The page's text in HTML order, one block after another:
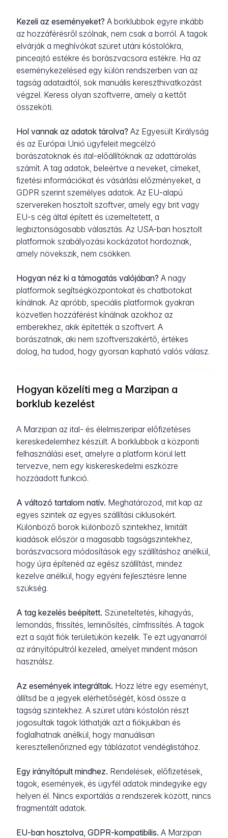
Kezeli az eseményeket? A borklubbok egyre inkább
az hozzáférésről szólnak, nem csak a borról. A tagok
elvárják a meghívókat szüret utáni kóstolókra,
pinceajtó estékre és borászvacsora estékre. Ha az
eseménykezelésed egy külön rendszerben van az
tagság adataidtól, sok manuális kereszthivatkozást
végzel. Keress olyan szoftverre, amely a kettőt
összeköti.
Hol vannak az adatok tárolva? Az Egyesült Királyság
és az Európai Unió ügyfeleit megcélzó
borászatoknak és ital-előállítóknak az adattárolás
számít. A tag adatok, beleértve a neveket, címeket,
fizetési információkat és vásárlási előzményeket, a
GDPR szerint személyes adatok. Az EU-alapú
szervereken hosztolt szoftver, amely egy brit vagy
EU-s cég által épített és üzemeltetett, a
legbiztonságosabb választás. Az USA-ban hosztolt
platformok szabályozási kockázatot hordoznak,
amely növekszik, nem csökken.
Hogyan néz ki a támogatás valójában? A nagy
platformok segítségközpontokat és chatbotokat
kínálnak. Az apróbb, speciális platformok gyakran
közvetlen hozzáférést kínálnak azokhoz az
emberekhez, akik építették a szoftvert. A
borászatnak, aki nem szoftverszakértő, értékes
dolog, ha tudod, hogy gyorsan kapható valós válasz.
Hogyan közelíti meg a Marzipan a
borklub kezelést
A Marzipan az ital- és élelmiszeripar előfizetéses
kereskedelemhez készült. A borklubbok a központi
felhasználási eset, amelyre a platform körül lett
tervezve, nem egy kiskereskedelmi eszközre
hozzáadott funkció.
A változó tartalom natív. Meghatározod, mit kap az
egyes szintek az egyes szállítási ciklusokért.
Különböző borok különböző szintekhez, limitált
kiadások először a magasabb tagságszintekhez,
borászvacsora módosítások egy szállításhoz anélkül,
hogy újra építenéd az egész szállítást, mindez
kezelve anélkül, hogy egyéni fejlesztésre lenne
szükség.
A tag kezelés beépített. Szüneteltetés, kihagyás,
lemondás, frissítés, leminősítés, címfrissítés. A tagok
ezt a saját fiók területükön kezelik. Te ezt ugyanarról
az irányítópultról kezeled, amelyet mindent máson
használsz.
Az események integráltak. Hozz létre egy eseményt,
állítsd be a jegyek elérhetőségét, kösd össze a
tagság szintekhez. A szüret utáni kóstolón részt
jogosultak tagok láthatják azt a fiókjukban és
foglalhatnak anélkül, hogy manuálisan
keresztellenőrizned egy táblázatot vendéglistához.
Egy irányítópult mindhez. Rendelések, előfizetések,
tagok, események, és ügyfél adatok mindegyike egy
helyen él. Nincs exportálás a rendszerek között, nincs
fragmentált adatok.
EU-ban hosztolva, GDPR-kompatibilis. A Marzipan